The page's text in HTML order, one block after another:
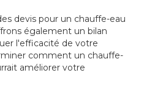
devis pour un chauffe-eau
également un bilan
l'efficacité de votre
comment un chauffe-
améliorer votre